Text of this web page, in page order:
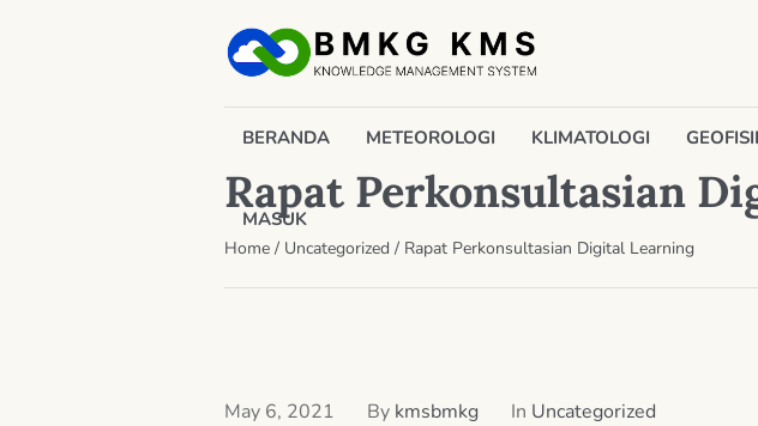
BERANDA METEOROLOGI KLIMATOLOGI
MASUK
Rapat Perkonsultasian
Home / Uncategorized / Rapat Perkonsultasian Digital Learning
May 6, 2021 By kmsbmkg In Uncategorized